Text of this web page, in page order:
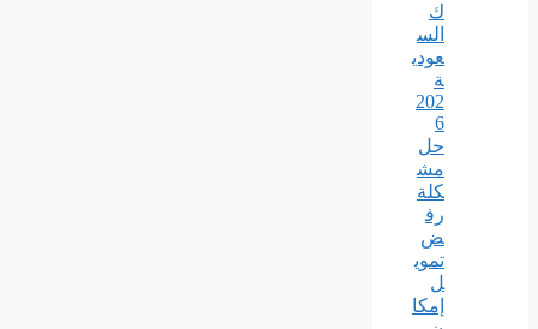
ك
الس
عودي
ة
202
6
حل
مش
كلة
رف
ض
تموي
ل
إمكا